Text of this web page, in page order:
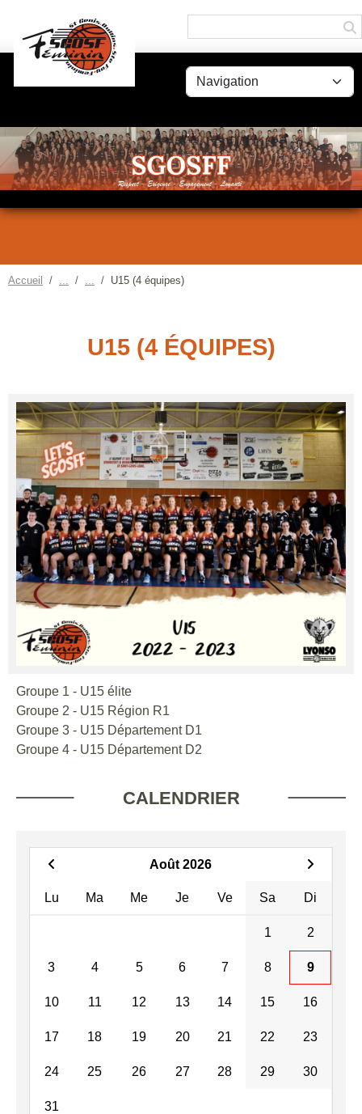
Accueil U15 (4 équipes)
U15 (4 ÉQUIPES)
Groupe 1 - U15 élite
Groupe 2 - U15 Région R1
Groupe 3 - U15 Département D1
Groupe 4 - U15 Département D2
CALENDRIER
Août 2026
Lu Ma Me Je Ve Sa Di
1 2
3 4 5 6 7 8 9
10 11 12 13 14 15 16
17 18 19 20 21 22 23
24 25 26 27 28 29 30
31